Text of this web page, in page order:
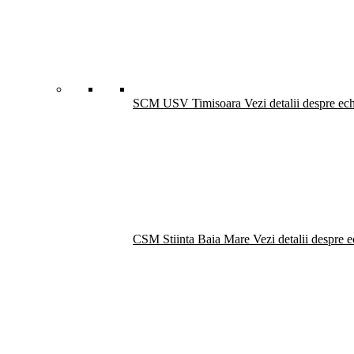
SCM USV Timisoara Vezi detalii despre
CSM Stiinta Baia Mare Vezi detalii despre